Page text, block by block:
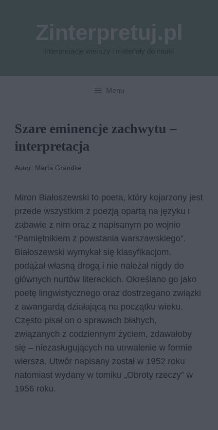
Menu
Szare eminencje zachwytu –
interpretacja
Autor: Marta Grandke
Miron Białoszewski to poeta, który kojarzony jest
przede wszystkim z poezją opartą na języku i
zabawie z nim oraz z napisanym po wojnie
“Pamiętnikiem z powstania warszawskiego”.
Białoszewski wymykał się klasyfikacjom,
podążał własną drogą i nie należał nigdy do
głównych nurtów literackich. Określano go jako
poetę lingwistycznego oraz dostrzegano związki
z awangardą działającą na początku wieku.
Często pisał on o sprawach błahych,
związanych z codziennym życiem, zdawałoby
się – niezasługujących na utrwalenie w formie
wiersza. Utwór napisany został w 1952 roku
natomiast wydany w tomiku „Ob­ro­ty rze­czy” w
1956 roku.